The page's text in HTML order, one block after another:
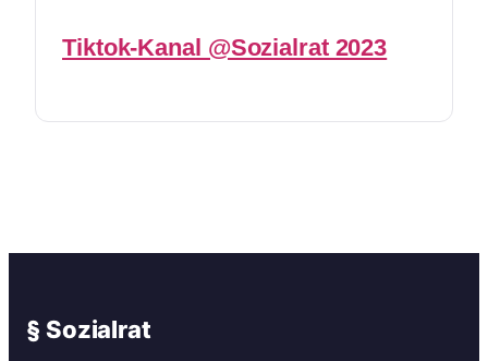
Tiktok-Kanal @Sozialrat 2023
§ Sozialrat